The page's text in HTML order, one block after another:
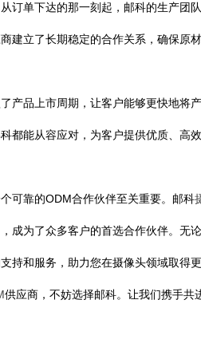
订单下达的那一刻起，邮科的生产团
建立了长期稳定的合作关系，确保原
品上市周期，让客户能够更快地将
都能从容应对，为客户提供优质、高效
靠的ODM合作伙伴至关重要。邮科
成为了众多客户的首选合作伙伴。无
持和服务，助力您在摄像头领域取得更
供应商，不妨选择邮科。让我们携手共